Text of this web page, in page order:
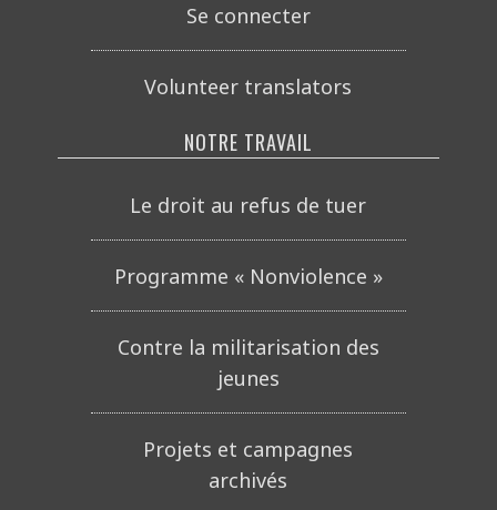
Se connecter
Volunteer translators
NOTRE TRAVAIL
Le droit au refus de tuer
Programme « Nonviolence »
Contre la militarisation des
jeunes
Projets et campagnes
archivés